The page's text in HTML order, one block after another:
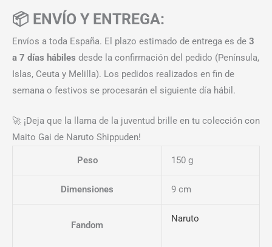
📦 ENVÍO Y ENTREGA:
Envíos a toda España. El plazo estimado de entrega es de 3
a 7 días hábiles desde la confirmación del pedido (Península,
Islas, Ceuta y Melilla). Los pedidos realizados en fin de
semana o festivos se procesarán el siguiente día hábil.
🚀 ¡Deja que la llama de la juventud brille en tu colección con
Maito Gai de Naruto Shippuden!
Peso 150 g
Dimensiones 9 cm
Fandom
Naruto